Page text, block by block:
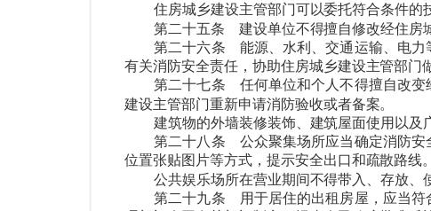
住房城乡建设主管部门可以委托符合条件的
第二十五条 建设单位不得擅自修改经住房
第二十六条 能源、水利、交通运输、电力
有关消防安全责任，协助住房城乡建设主管部门
第二十七条 任何单位和个人不得擅自改变
建设主管部门重新申请消防验收或者备案。
建筑物的外墙装修装饰、建筑屋面使用以及
第二十八条 公众聚集场所应当确定消防安
位置张贴图片等方式，提示安全出口和疏散路线。
公共娱乐场所在营业期间不得带入、存放、
第二十九条 用于居住的出租房屋，应当符